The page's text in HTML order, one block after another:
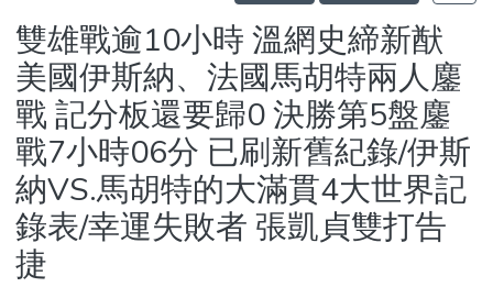
Statistics
雙雄戰逾10小時 溫網史締新猷
美國伊斯納、法國馬胡特兩人鏖
戰 記分板還要歸0 決勝第5盤鏖
戰7小時06分 已刷新舊紀錄/伊斯
納VS.馬胡特的大滿貫4大世界記
錄表/幸運失敗者 張凱貞雙打告
捷